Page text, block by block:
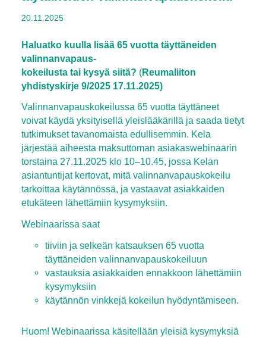
20.11.2025
Haluatko kuulla lisää 65 vuotta täyttäneiden
valinnanvapaus-
kokeilusta tai kysyä siitä? (Reumaliiton
yhdistyskirje 9/2025 17.11.2025)
Valinnanvapauskokeilussa 65 vuotta täyttäneet
voivat käydä yksityisellä yleislääkärillä ja saada tietyt
tutkimukset tavanomaista edullisemmin. Kela
järjestää aiheesta maksuttoman asiakaswebinaarin
torstaina 27.11.2025 klo 10–10.45, jossa Kelan
asiantuntijat kertovat, mitä valinnanvapauskokeilu
tarkoittaa käytännössä, ja vastaavat asiakkaiden
etukäteen lähettämiin kysymyksiin.
Webinaarissa saat
tiiviin ja selkeän katsauksen 65 vuotta
täyttäneiden valinnanvapauskokeiluun
vastauksia asiakkaiden ennakkoon lähettämiin
kysymyksiin
käytännön vinkkejä kokeilun hyödyntämiseen.
Huom! Webinaarissa käsitellään yleisiä kysymyksiä